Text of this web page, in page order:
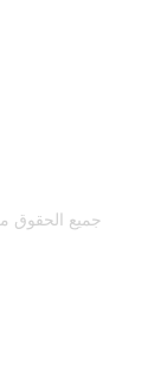
– جميع الحقوق